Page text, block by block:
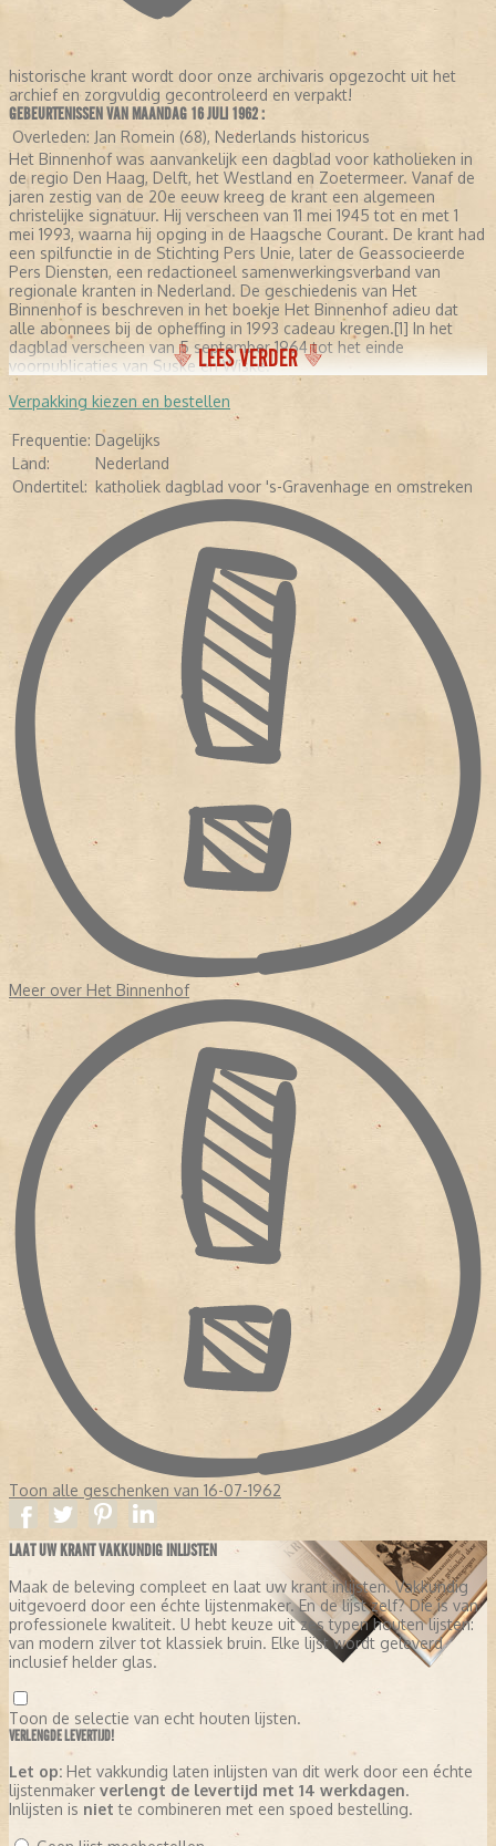
historische krant wordt door onze archivaris opgezocht uit het
archief en zorgvuldig gecontroleerd en verpakt!
GEBEURTENISSEN VAN MAANDAG 16 JULI 1962 :
Overleden: Jan Romein (68), Nederlands historicus
Het Binnenhof was aanvankelijk een dagblad voor katholieken in
de regio Den Haag, Delft, het Westland en Zoetermeer. Vanaf de
jaren zestig van de 20e eeuw kreeg de krant een algemeen
christelijke signatuur. Hij verscheen van 11 mei 1945 tot en met 1
mei 1993, waarna hij opging in de Haagsche Courant. De krant had
een spilfunctie in de Stichting Pers Unie, later de Geassocieerde
Pers Diensten, een redactioneel samenwerkingsverband van
regionale kranten in Nederland. De geschiedenis van Het
Binnenhof is beschreven in het boekje Het Binnenhof adieu dat
alle abonnees bij de opheffing in 1993 cadeau kregen.[1] In het
dagblad verscheen van 5 september 1964 tot het einde
voorpublicaties van Suske en Wiske.
LEES VERDER
Verpakking kiezen en bestellen
Frequentie: Dagelijks
Land:
Nederland
Ondertitel: katholiek dagblad voor 's-Gravenhage en omstreken
Meer over Het Binnenhof
Toon alle geschenken van 16-07-1962
LAAT UW KRANT VAKKUNDIG INLIJSTEN
Maak de beleving compleet en laat uw krant inlijsten. Vakkundig
uitgevoerd door een échte lijstenmaker. En de lijst zelf? Die is van
professionele kwaliteit. U hebt keuze uit zes typen houten lijsten:
van modern zilver tot klassiek bruin. Elke lijst wordt geleverd
inclusief helder glas.
Toon de selectie van echt houten lijsten.
VERLENGDE LEVERTIJD!
Let op: Het vakkundig laten inlijsten van dit werk door een échte
lijstenmaker verlengt de levertijd met 14 werkdagen.
Inlijsten is niet te combineren met een spoed bestelling.